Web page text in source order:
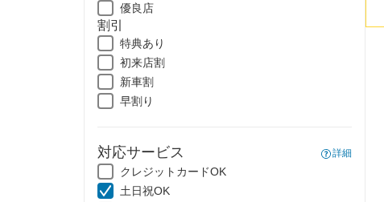
優良店
割引
特典あり
初来店割
新車割
早割り
対応サービス 詳細
クレジットカードOK
土日祝OK